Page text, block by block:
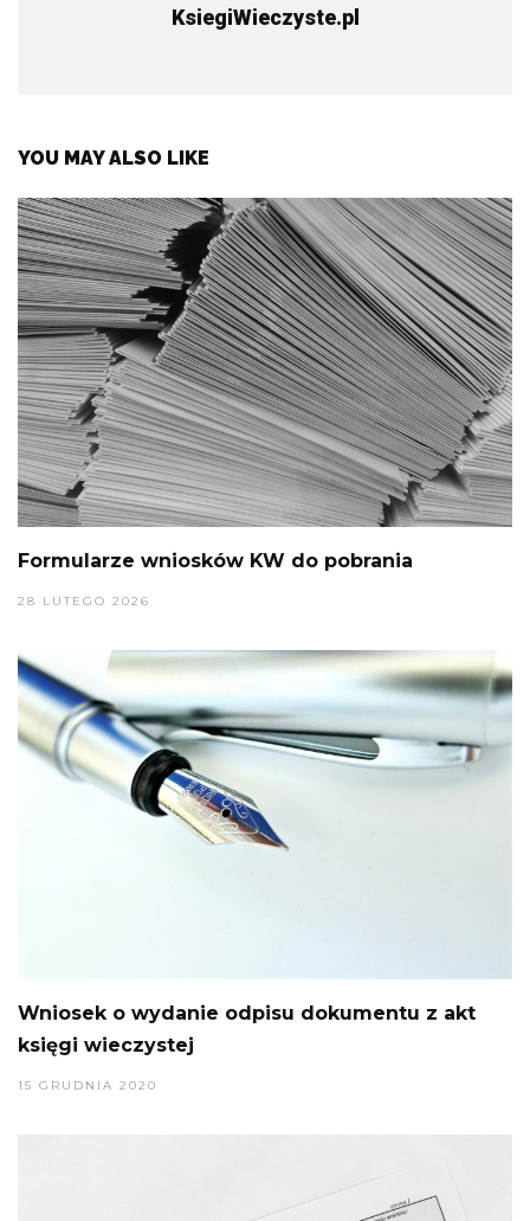
KsiegiWieczyste.pl
YOU MAY ALSO LIKE
Formularze wniosków KW do pobrania
28 LUTEGO 2026
Wniosek o wydanie odpisu dokumentu z akt
księgi wieczystej
15 GRUDNIA 2020